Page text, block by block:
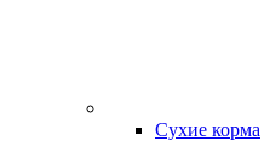
Сухие корма